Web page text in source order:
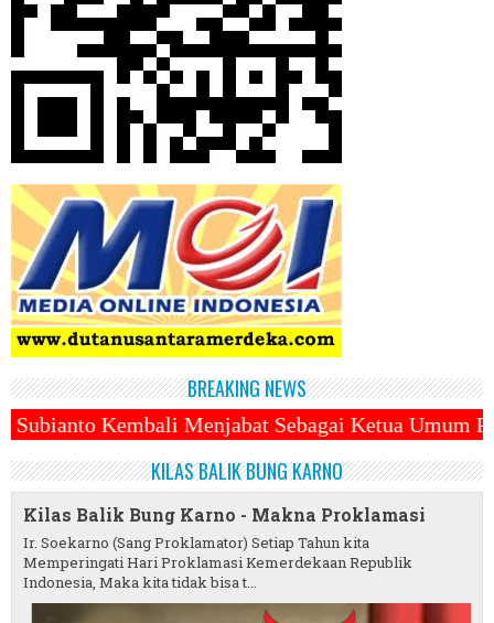
BREAKING NEWS
Sebagai Ketua Umum Partai Gerindra Periode
KILAS BALIK BUNG KARNO
Kilas Balik Bung Karno - Makna Proklamasi
Ir. Soekarno (Sang Proklamator) Setiap Tahun kita
Memperingati Hari Proklamasi Kemerdekaan Republik
Indonesia, Maka kita tidak bisa t...